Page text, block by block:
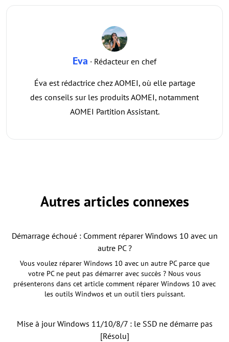
Eva · Rédacteur en chef
Éva est rédactrice chez AOMEI, où elle partage
des conseils sur les produits AOMEI, notamment
AOMEI Partition Assistant.
Autres articles connexes
Démarrage échoué : Comment réparer Windows 10 avec un
autre PC ?
Vous voulez réparer Windows 10 avec un autre PC parce que
votre PC ne peut pas démarrer avec succès ? Nous vous
présenterons dans cet article comment réparer Windows 10 avec
les outils Windwos et un outil tiers puissant.
Mise à jour Windows 11/10/8/7 : le SSD ne démarre pas
[Résolu]